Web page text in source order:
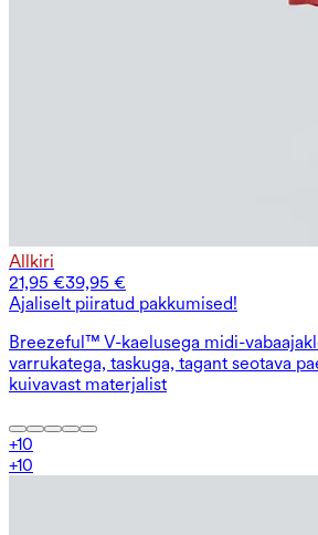
Allkiri
21,95 €39,95 €
Ajaliselt piiratud pakkumised!
Breezeful™ V-kaelusega midi-
varrukatega, taskuga, tagant seotava
kuivavast materjalist
+10
+10